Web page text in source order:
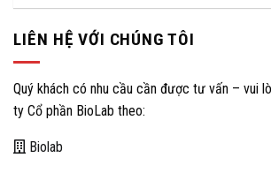
LIÊN HỆ VỚI CHÚNG TÔI
Quý khách có nhu cầu cần được tư vấn – vui
ty Cổ phần BioLab theo:
Biolab